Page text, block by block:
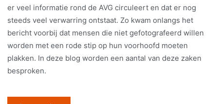
er veel informatie rond de AVG circuleert en dat er nog
steeds veel verwarring ontstaat. Zo kwam onlangs het
bericht voorbij dat mensen die niet gefotografeerd willen
worden met een rode stip op hun voorhoofd moeten
plakken. In deze blog worden een aantal van deze zaken
besproken.